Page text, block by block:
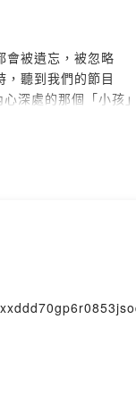
會被遺忘，被忽略
，聽到我們的節目
深處的那個「小孩」